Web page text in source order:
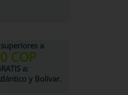
a
COP
a:
y Bolívar.